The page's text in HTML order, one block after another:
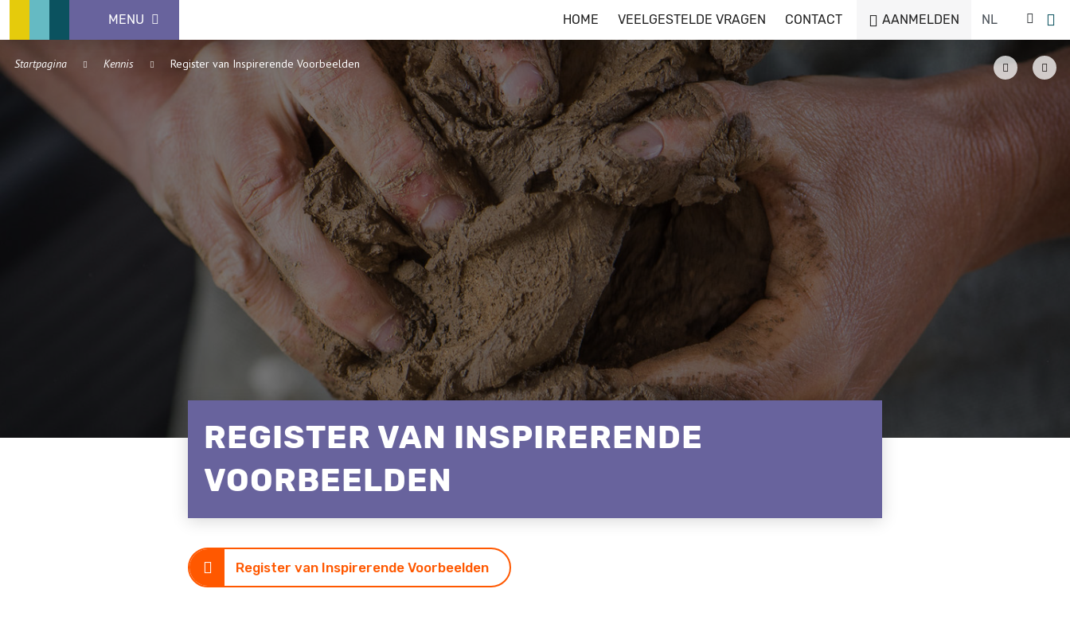
MENU HOME VEELGESTELDE VRAGEN CONTACT AANMELDEN
Startpagina Kennis Register van Inspirerende Voorbeelden
REGISTER VAN INSPIRERENDE
VOORBEELDEN
Register van Inspirerende Voorbeelden